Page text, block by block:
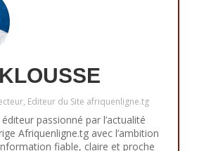
Editeur du Site afriquenligne.tg
passionné par l’actualité
Afriquenligne.tg avec l’ambition
fiable, claire et proche